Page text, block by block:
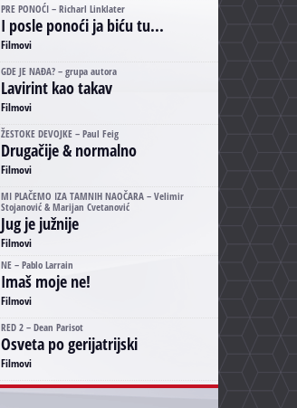
PRE PONOĆI – Richarl Linklater
I posle ponoći ja biću tu...
Filmovi
GDE JE NAĐA? – grupa autora
Lavirint kao takav
Filmovi
ŽESTOKE DEVOJKE – Paul Feig
Drugačije & normalno
Filmovi
MI PLAČEMO IZA TAMNIH NAOČARA – Velimir
Stojanović & Marijan Cvetanović
Jug je južnije
Filmovi
NE – Pablo Larrain
Imaš moje ne!
Filmovi
RED 2 – Dean Parisot
Osveta po gerijatrijski
Filmovi